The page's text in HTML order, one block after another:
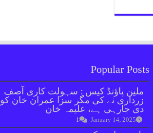
Popular Posts
ملین پاؤنڈ کیس : سہولت کاری آصف
زرداری نے کی مگر سزا عمران خان کو
دی جارہی ہے، علیمہ خان
January 14, 2025
1